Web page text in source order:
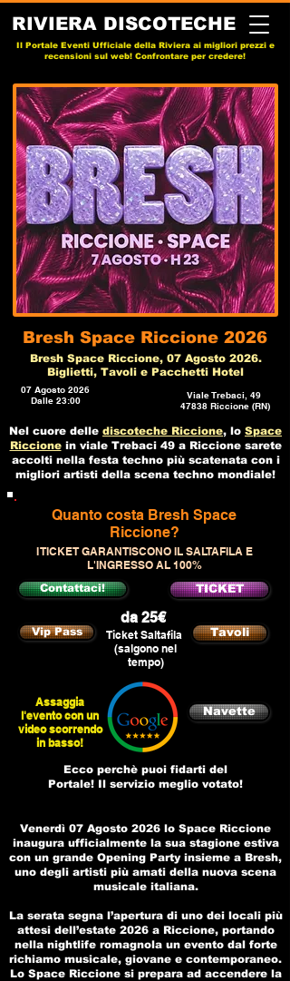
RIVIERA DISCOTECHE
Il Portale Eventi Ufficiale della Riviera ai migliori prezzi e
recensioni sul web! Confrontare per credere!
Bresh Space Riccione 2026
Bresh Space Riccione, 07 Agosto 2026.
Biglietti, Tavoli e Pacchetti Hotel
07 Agosto 2026
Dalle 23:00
Viale Trebaci, 49
47838 Riccione (RN)
Nel cuore delle discoteche Riccione, lo Space
Riccionein viale Trebaci 49 a Riccione sarete
accolti nella festa techno più scatenata con i
migliori artisti della scena techno mondiale!
Quanto costa Bresh Space
Riccione?
I TICKET GARANTISCONO IL SALTAFILA E
L'INGRESSO AL 100%
Contattaci! TICKET
da 25€
Ticket Saltafila
(salgono nel
tempo)
Vip Pass
Assaggia
l'evento con un
video scorrendo
in basso!
Tavoli
Navette
Ecco perchè puoi fidarti del
Portale! Il servizio meglio votato!
Venerdì 07 Agosto 2026 lo Space Riccione
inaugura ufficialmente la sua stagione estiva
con un grande Opening Party insieme a Bresh,
uno degli artisti più amati della nuova scena
musicale italiana.
La serata segna l’apertura di uno dei locali più
attesi dell’estate 2026 a Riccione, portando
nella nightlife romagnola un evento dal forte
richiamo musicale, giovane e contemporaneo.
Lo Space Riccione si prepara ad accendere la